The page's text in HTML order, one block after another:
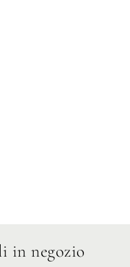
in negozio